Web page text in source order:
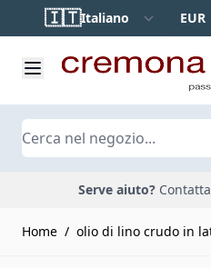
Salta al contenuto
🇮🇹Italiano EUR
Cerca
Serve aiuto?
Home / olio di lino crudo in